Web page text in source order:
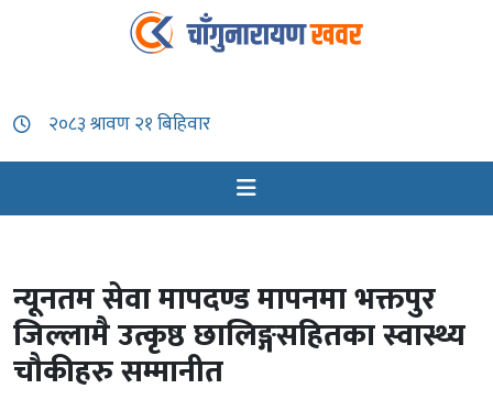
न्यूनतम सेवा मापदण्ड मापनमा भक्तपुर
जिल्लामै उत्कृष्ठ छालिङ्गसहितका स्वास्थ्य
चौकीहरु सम्मानीत